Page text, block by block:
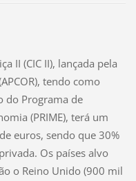
II (CIC II), lançada pela
tendo como
do Programa de
(PRIME), terá um
euros, sendo que 30%
Os países alvo
o Reino Unido (900 mil